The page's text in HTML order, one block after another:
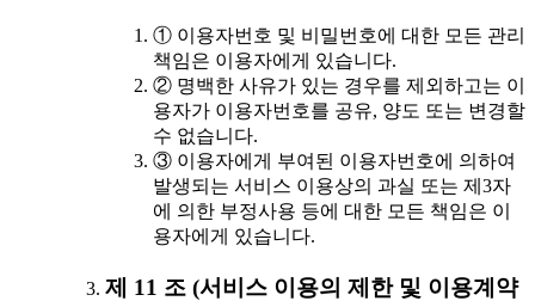
① 이용자번호 및 비밀번호에 대한 모든 관리
책임은 이용자에게 있습니다.
② 명백한 사유가 있는 경우를 제외하고는 이
용자가 이용자번호를 공유, 양도 또는 변경할
수 없습니다.
③ 이용자에게 부여된 이용자번호에 의하여
발생되는 서비스 이용상의 과실 또는 제3자
에 의한 부정사용 등에 대한 모든 책임은 이
용자에게 있습니다.
제 11 조 (서비스 이용의 제한 및 이용계약